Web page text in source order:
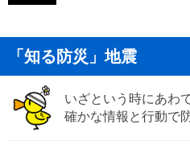
「知る防災」地震
いざという時にあわ
確かな情報と行動で